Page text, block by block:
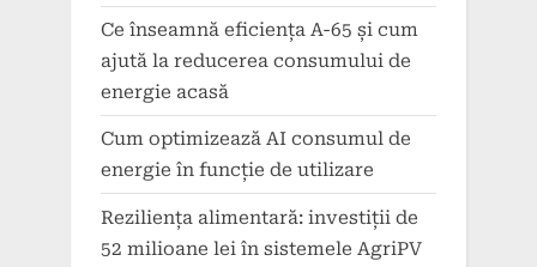
Ce înseamnă eficiența A-65 și cum
ajută la reducerea consumului de
energie acasă
Cum optimizează AI consumul de
energie în funcție de utilizare
Reziliența alimentară: investiții de
52 milioane lei în sistemele AgriPV